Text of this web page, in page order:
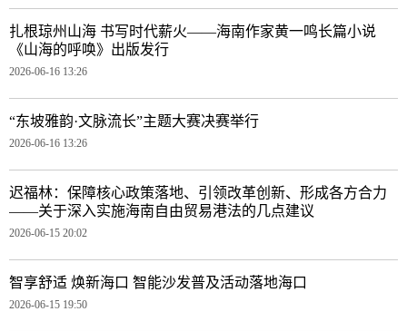
扎根琼州山海 书写时代薪火——海南作家黄一鸣长篇小说
《山海的呼唤》出版发行
2026-06-16 13:26
“东坡雅韵·文脉流长”主题大赛决赛举行
2026-06-16 13:26
迟福林：保障核心政策落地、引领改革创新、形成各方合力
——关于深入实施海南自由贸易港法的几点建议
2026-06-15 20:02
智享舒适 焕新海口 智能沙发普及活动落地海口
2026-06-15 19:50